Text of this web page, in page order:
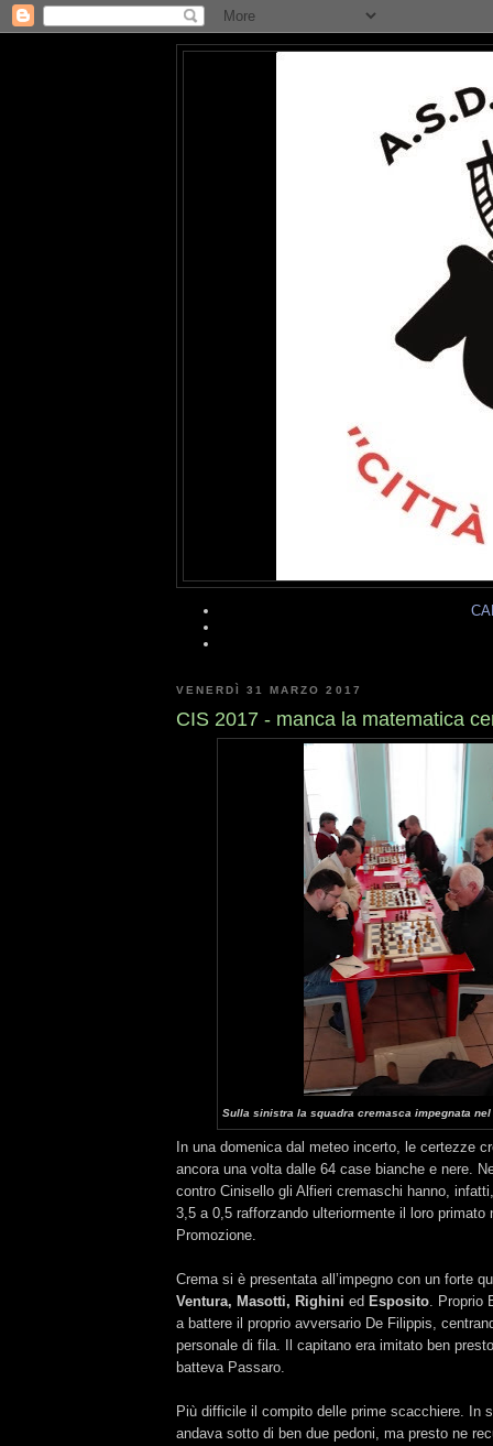
VENERDÌ 31 MARZO 2017
CIS 2017 - manca la matematica
Sulla sinistra la squadra cremasca impegnata nel
In una domenica dal meteo incerto, le certezze
ancora una volta dalle 64 case bianche e nere.
contro Cinisello gli Alfieri cremaschi hanno,
3,5 a 0,5 rafforzando ulteriormente il loro primato
Promozione.
Crema si è presentata all’impegno con un forte
Ventura, Masotti, Righini ed Esposito. Proprio
a battere il proprio avversario De Filippis,
personale di fila. Il capitano era imitato ben
batteva Passaro.
Più difficile il compito delle prime scacchiere. In
andava sotto di ben due pedoni, ma presto ne